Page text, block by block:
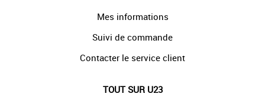
Mes informations
Suivi de commande
Contacter le service client
TOUT SUR U23